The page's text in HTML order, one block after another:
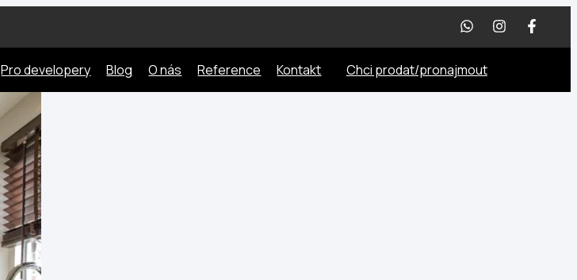
Pro developery Blog O nás Reference Kontakt Chci prodat/pronajmout